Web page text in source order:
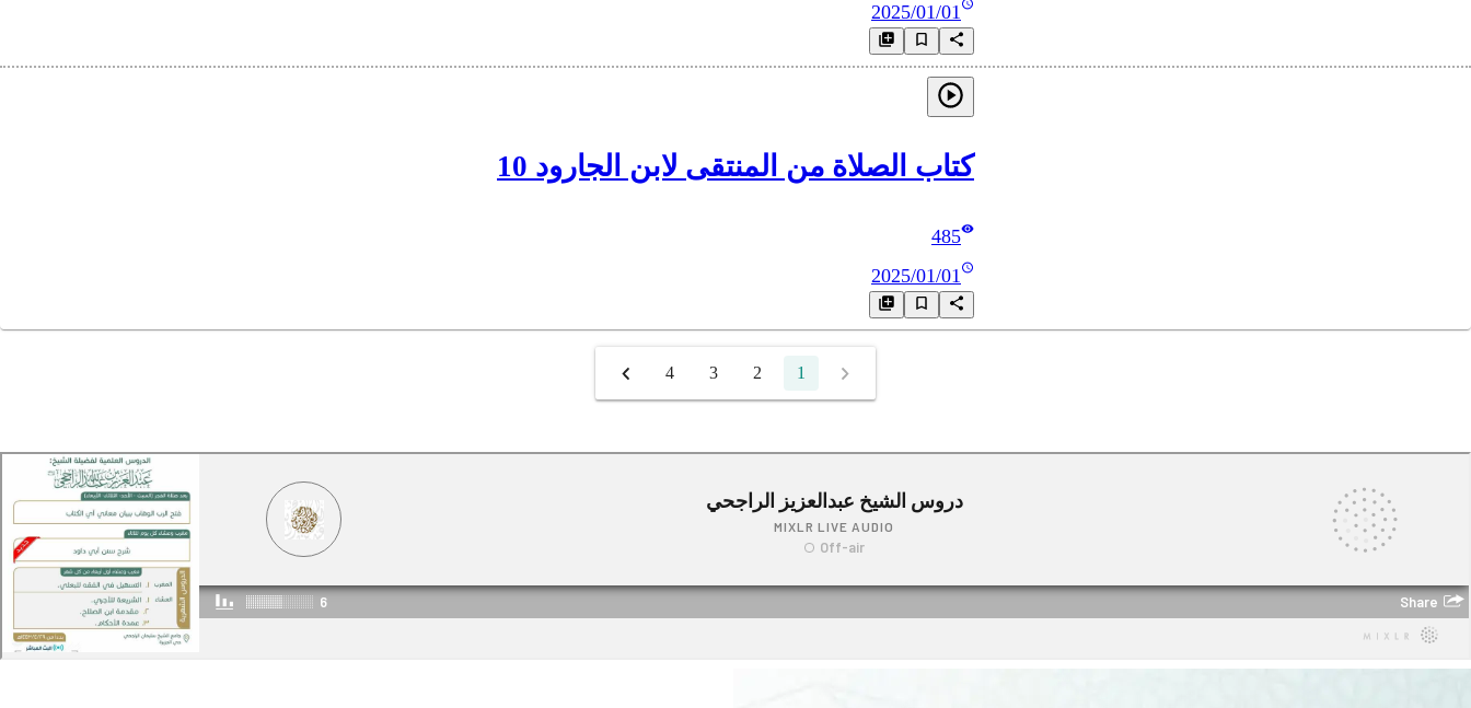
2025/01/01
كتاب الصلاة من المنتقى لابن الجارود 10
485
2025/01/01
1
2
3
4